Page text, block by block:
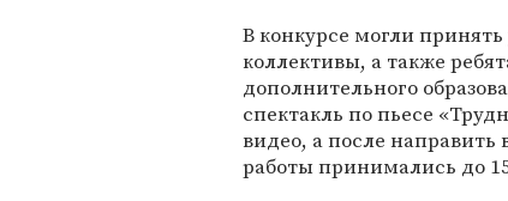
В конкурсе могли
коллективы, а также
дополнительного
спектакль по пьесе
видео, а после направить
работы принимались до